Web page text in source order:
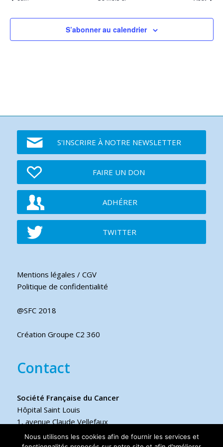
S’abonner au calendrier
S'INSCRIRE À NOTRE NEWSLETTER
FAIRE UN DON
ADHÉRER
TWITTER
Mentions légales / CGV
Politique de confidentialité
@SFC 2018
Création Groupe C2 360
Contact
Société Française du Cancer
Hôpital Saint Louis
1, avenue Claude Vellefaux
75475 Paris cedex 10 FRANCE
Nous utilisons les cookies afin de fournir les services et